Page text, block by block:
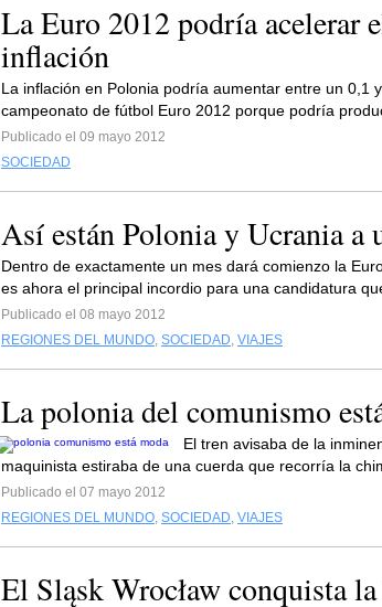
La Euro 2012 podría acelerar
inflación
La inflación en Polonia podría aumentar entre un 0,1
campeonato de fútbol Euro 2012 porque podría
Publicado el 09 mayo 2012
SOCIEDAD
Así están Polonia y Ucrania a
Dentro de exactamente un mes dará comienzo la
es ahora el principal incordio para una candidatura
Publicado el 08 mayo 2012
REGIONES DEL MUNDO, SOCIEDAD, VIAJES
La polonia del comunismo
El tren avisaba de la
maquinista estiraba de una cuerda que recorría la
Publicado el 07 mayo 2012
REGIONES DEL MUNDO, SOCIEDAD, VIAJES
El Sląsk Wrocław conquista